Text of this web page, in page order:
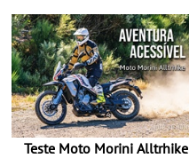
Teste Moto Morini Alltrhike